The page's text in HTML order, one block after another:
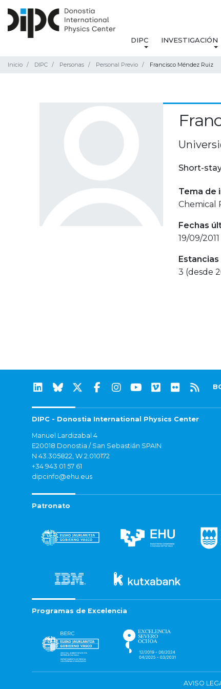
DIPC INVESTIGACIÓN
Inicio DIPC Personas Personal Previo Francisco Méndez Ruiz
Short-
Tema de
Chemical
Fechas
19/09/
3 (desde
DIPC - Donostia International Physics Center
Manuel Lardizabal 4
E20018 Donostia / San Sebastián SPAIN
N 43.305822, W 2.010172
+34 943 01 57 61
dipcinfo@ehu.eus
Patronato
Programas de Excelencia
AVISO